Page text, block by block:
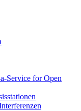
Service for Open